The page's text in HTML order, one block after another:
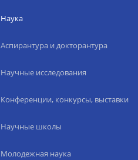
Наука
Аспирантура и докторантура
Научные исследования
Конференции, конкурсы, выставки
Научные школы
Молодежная наука